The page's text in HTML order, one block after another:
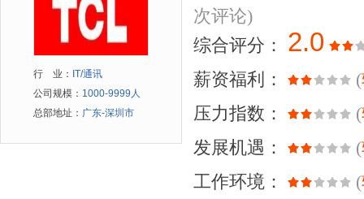
行 业： IT/通讯
公司规模： 1000-9999人
总部地址： 广东-深圳市
次评论)
综合评分：
2.0
薪资福利： (
压力指数：
(
发展机遇：
(
工作环境：
(